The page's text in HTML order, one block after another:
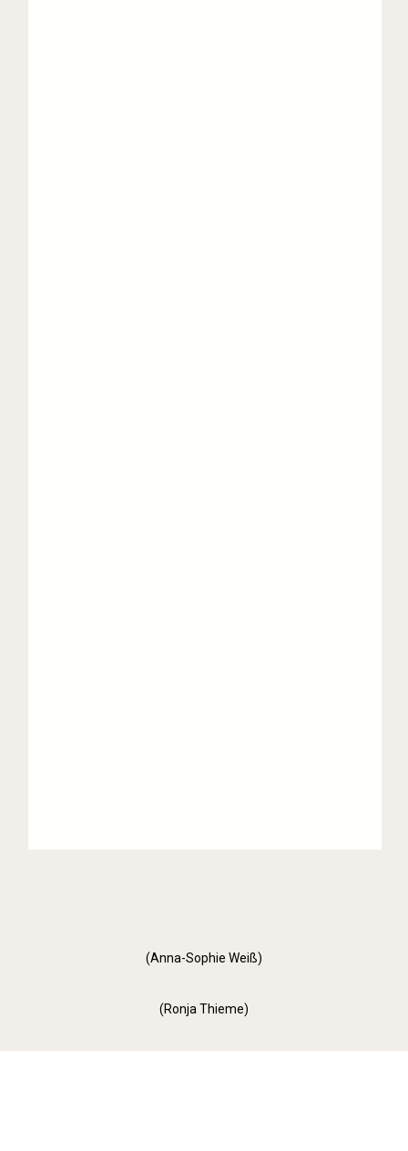
(Anna-Sophie Weiß)
(Ronja Thieme)